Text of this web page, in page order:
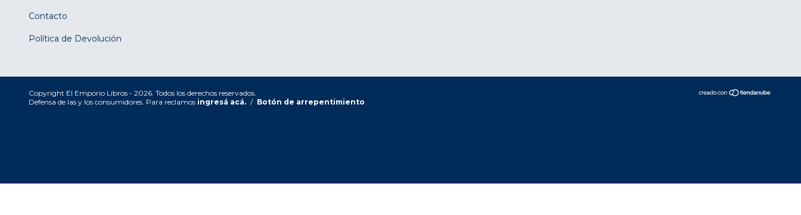
Contacto
Política de Devolución
Copyright El Emporio Libros - 2026. Todos los derechos reservados.
Defensa de las y los consumidores. Para reclamos ingresá acá. / Botón de arrepentimiento